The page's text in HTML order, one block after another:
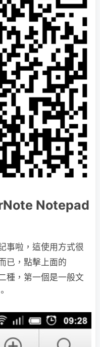
Notepad
事啦，這使用方式很
已，點擊上面的
種，第一個是一般文